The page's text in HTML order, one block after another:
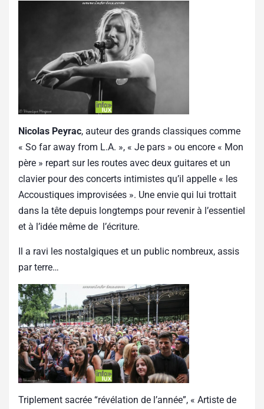
Nicolas Peyrac, auteur des grands classiques comme
« So far away from L.A. », « Je pars » ou encore « Mon
père » repart sur les routes avec deux guitares et un
clavier pour des concerts intimistes qu’il appelle « les
Accoustiques improvisées ». Une envie qui lui trottait
dans la tête depuis longtemps pour revenir à l’essentiel
et à l’idée même de l’écriture.
Il a ravi les nostalgiques et un public nombreux, assis
par terre…
Triplement sacrée “révélation de l’année”, « Artiste de